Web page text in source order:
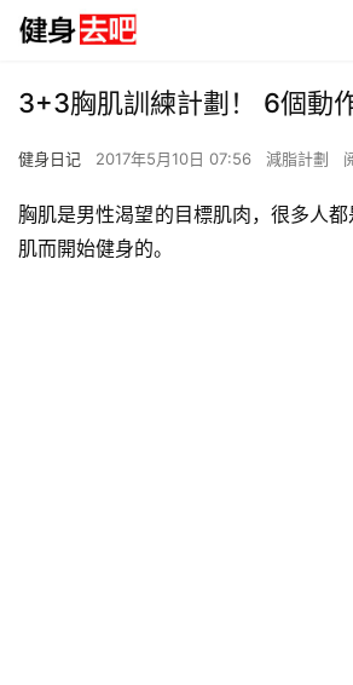
3+3胸肌訓練計劃！ 6個動
健身日记 2017年5月10日 07:56 減脂計劃
胸肌是男性渴望的目標肌肉，很多人
肌而開始健身的。